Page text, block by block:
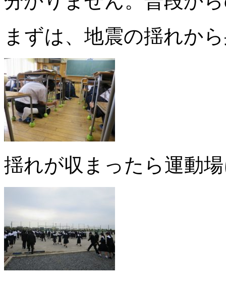
まずは、地震の揺れか
揺れが収まったら運動